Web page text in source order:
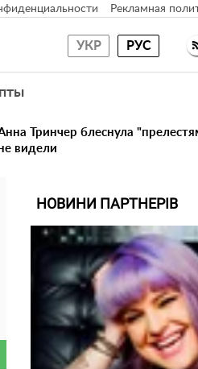
Рекламная
УКР РУС
Тринчер блеснула
видели
НОВИНИ ПАРТНЕРІВ